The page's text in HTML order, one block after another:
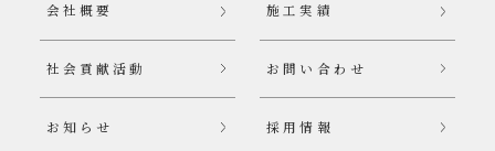
会社概要 施工実績
社会貢献活動 お問い合わせ
お知らせ 採用情報